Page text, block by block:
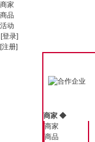
商家
商品
活动
[登录]
[注册]
商家 ◆
商家
商品